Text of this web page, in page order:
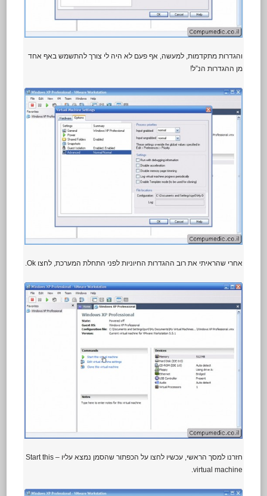
והגדרות מתקדמות, למעשה, אף פעם לא היה לי צורך להתשמש באף אחד
מן ההגדרות הנ”ל!
אחרי שהראיתי את רוב ההגדרות החיוניות לפני התחלת המערכת, לחצו Ok.
חזרנו למסך הראשי, עכשיו לחצו על הכפתור שהסמן נמצא עליו – Start this
virtual machine.